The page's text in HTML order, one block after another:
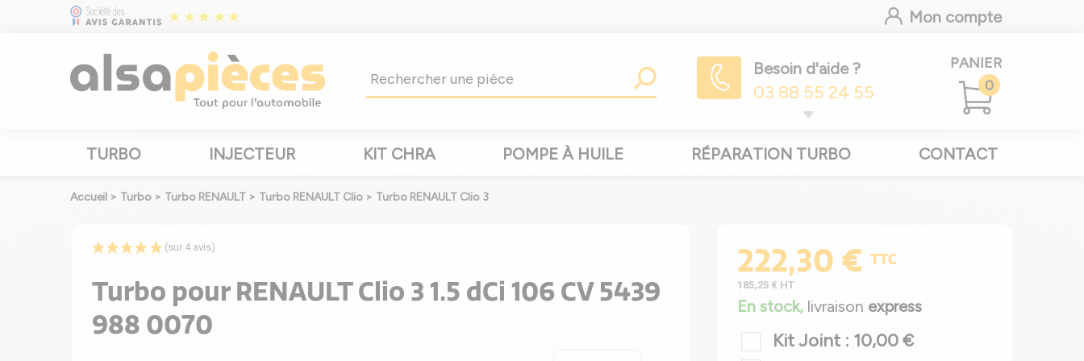
Mon compte
Besoin d'aide ?
03 88 55 24 55
PANIER
0
TURBO INJECTEUR KIT CHRA POMPE À HUILE RÉPARATION TURBO CONTACT
Accueil > Turbo > Turbo RENAULT > Turbo RENAULT Clio > Turbo RENAULT Clio 3
(sur 4 avis)
Turbo pour RENAULT Clio 3 1.5 dCi 106 CV 5439
988 0070
222,30 € TTC
185,25 € HT
En stock, livraison express
Kit Joint : 10,00 €